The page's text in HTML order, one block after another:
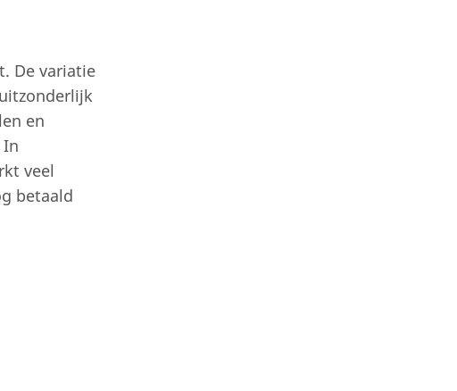
De variatie
en
veel
betaald